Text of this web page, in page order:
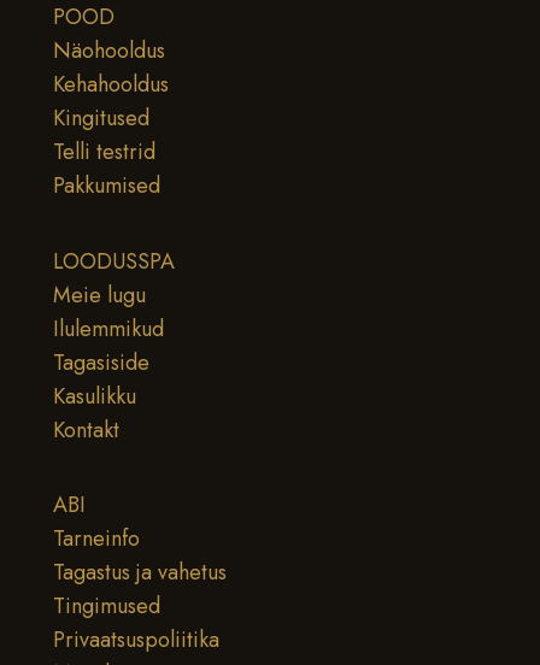
POOD
Näohooldus
Kehahooldus
Kingitused
Telli testrid
Pakkumised
LOODUSSPA
Meie lugu
Ilulemmikud
Tagasiside
Kasulikku
Kontakt
ABI
Tarneinfo
Tagastus ja vahetus
Tingimused
Privaatsuspoliitika